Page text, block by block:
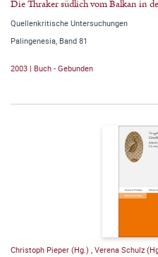
Die Thraker südlich vom Balkan in
Quellenkritische Untersuchungen
Palingenesia, Band 81
2003 | Buch - Gebunden
Christoph Pieper (Hg.) , Verena Schulz